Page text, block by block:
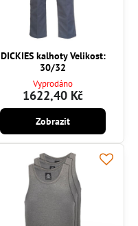
DICKIES kalhoty Velikost:
30/32
Vyprodáno
1622,40 Kč
Zobrazit